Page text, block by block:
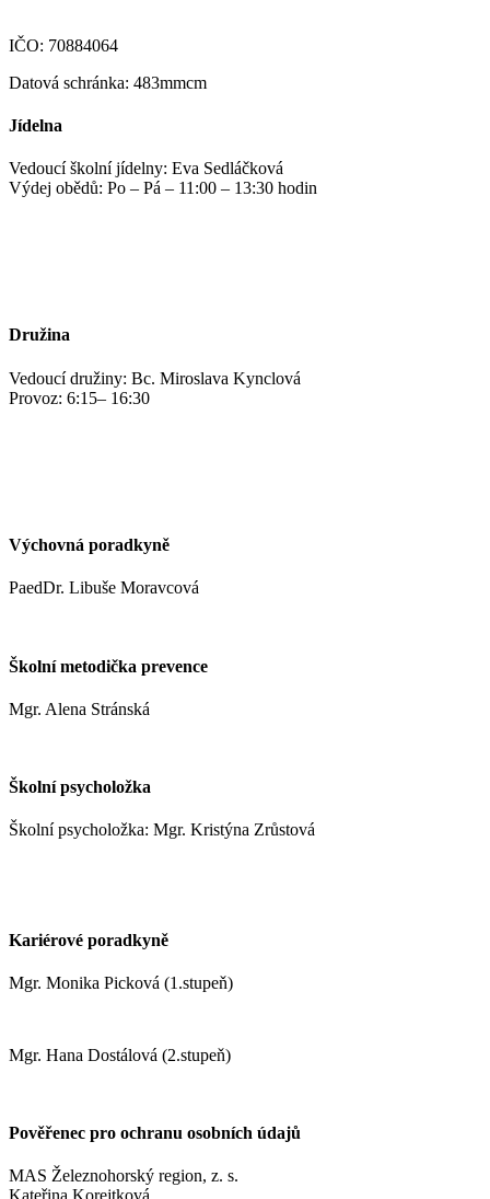
IČO: 70884064
Datová schránka: 483mmcm
Jídelna
Vedoucí školní jídelny: Eva Sedláčková
Výdej obědů: Po – Pá – 11:00 – 13:30 hodin
Družina
Vedoucí družiny: Bc. Miroslava Kynclová
Provoz: 6:15– 16:30
Výchovná poradkyně
PaedDr. Libuše Moravcová
Školní metodička prevence
Mgr. Alena Stránská
Školní psycholožka
Školní psycholožka: Mgr. Kristýna Zrůstová
Kariérové poradkyně
Mgr. Monika Picková (1.stupeň)
Mgr. Hana Dostálová (2.stupeň)
Pověřenec pro ochranu osobních údajů
MAS Železnohorský region, z. s.